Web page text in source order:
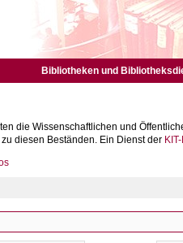
Bibliotheken und
die Wissenschaftlichen und
diesen Beständen. Ein Dienst der